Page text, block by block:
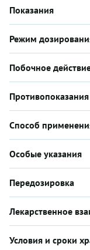
Показания
Режим
Побочное
Способ
Особые указания
Передозировка
Лекарственное
Условия и сроки